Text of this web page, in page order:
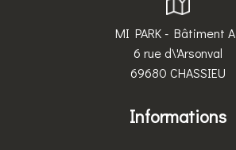
MI PARK - Bâtiment
6 rue d\'Arsonval
69680 CHASSIEU
Informations